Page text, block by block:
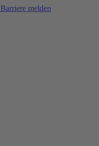
Barriere melden